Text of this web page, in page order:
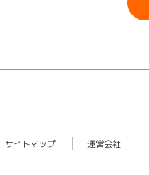
サイトマップ 運営会社